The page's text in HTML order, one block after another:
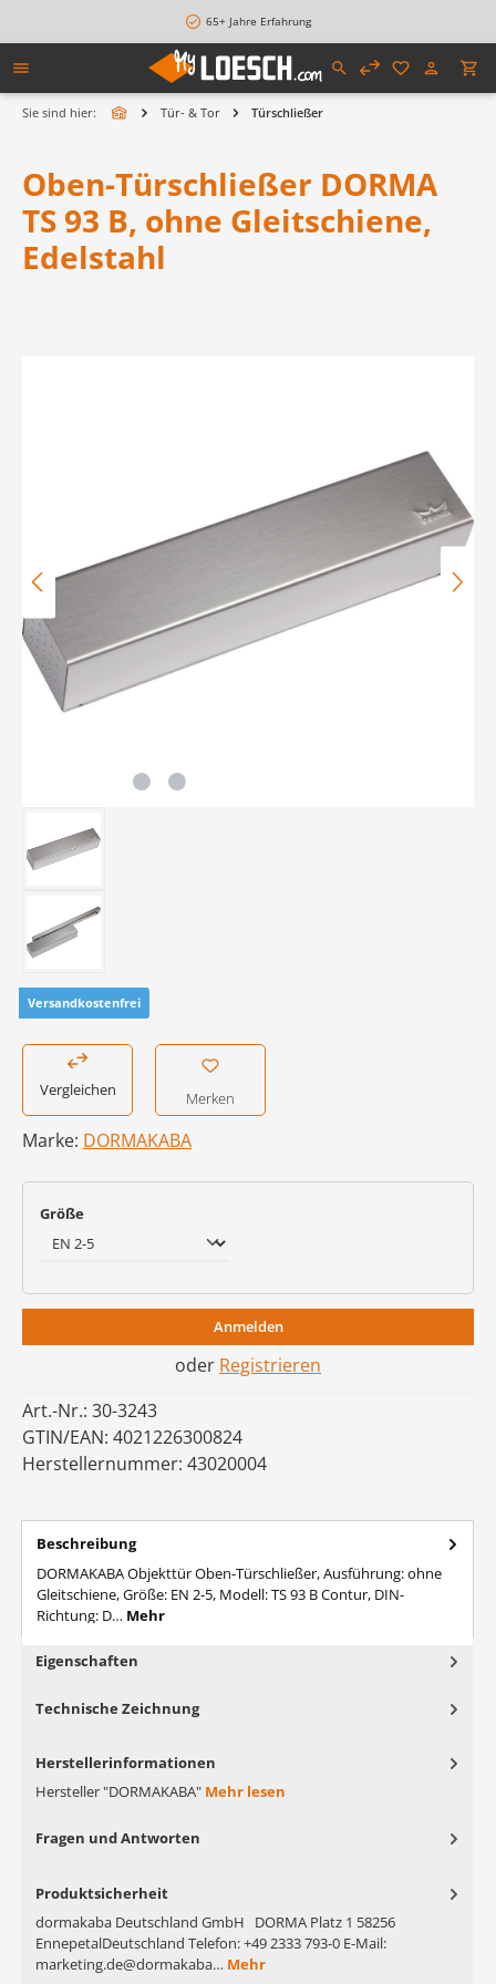
65+ Jahre Erfahrung
Sie sind hier: Tür- & Tor Türschließer
Oben-Türschließer DORMA
TS 93 B, ohne Gleitschiene,
Edelstahl
Versandkostenfrei
Vergleichen Merken
Marke: DORMAKABA
Größeauswählen
Anmelden
oder Registrieren
Art.-Nr.: 30-3243
GTIN/EAN: 4021226300824
Herstellernummer: 43020004
Beschreibung
DORMAKABA Objekttür Oben-Türschließer, Ausführung: ohne
Gleitschiene, Größe: EN 2-5, Modell: TS 93 B Contur, DIN-
Richtung: D… Mehr
Eigenschaften
Technische Zeichnung
Herstellerinformationen
Hersteller "DORMAKABA" Mehr lesen
Fragen und Antworten
Produktsicherheit
dormakaba Deutschland GmbH DORMA Platz 1 58256
EnnepetalDeutschland Telefon: +49 2333 793-0 E-Mail:
marketing.de@dormakaba… Mehr